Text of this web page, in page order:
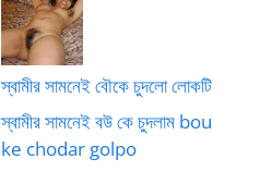
স্বামীর সামনেই বৌকে চুদলো লোকটি
স্বামীর সামনেই বউ কে চুদলাম bou
ke chodar golpo